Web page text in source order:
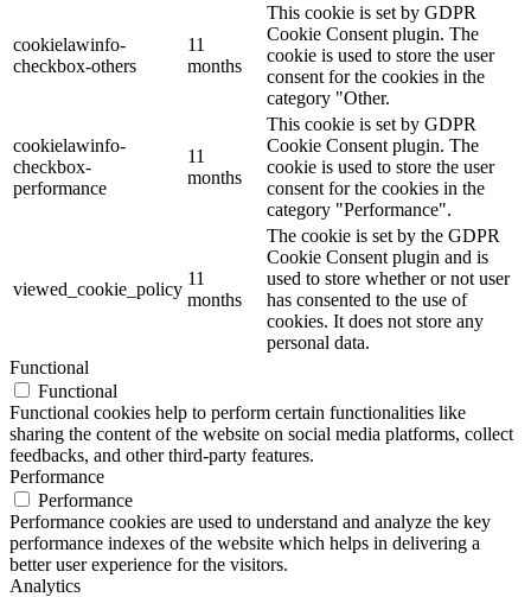
cookielawinfo-
checkbox-others
11
months
This cookie is set by GDPR
Cookie Consent plugin. The
cookie is used to store the user
consent for the cookies in the
category "Other.
cookielawinfo-
checkbox-
performance
11
months
This cookie is set by GDPR
Cookie Consent plugin. The
cookie is used to store the user
consent for the cookies in the
category "Performance".
viewed_cookie_policy
11
months
The cookie is set by the GDPR
Cookie Consent plugin and is
used to store whether or not user
has consented to the use of
cookies. It does not store any
personal data.
Functional
Functional
Functional cookies help to perform certain functionalities like
sharing the content of the website on social media platforms, collect
feedbacks, and other third-party features.
Performance
Performance
Performance cookies are used to understand and analyze the key
performance indexes of the website which helps in delivering a
better user experience for the visitors.
Analytics